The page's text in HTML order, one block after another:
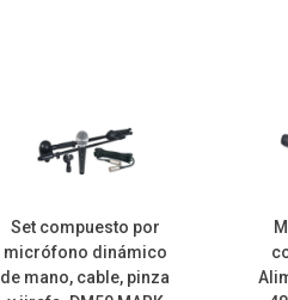
Set compuesto por
micrófono dinámico
de mano, cable, pinza